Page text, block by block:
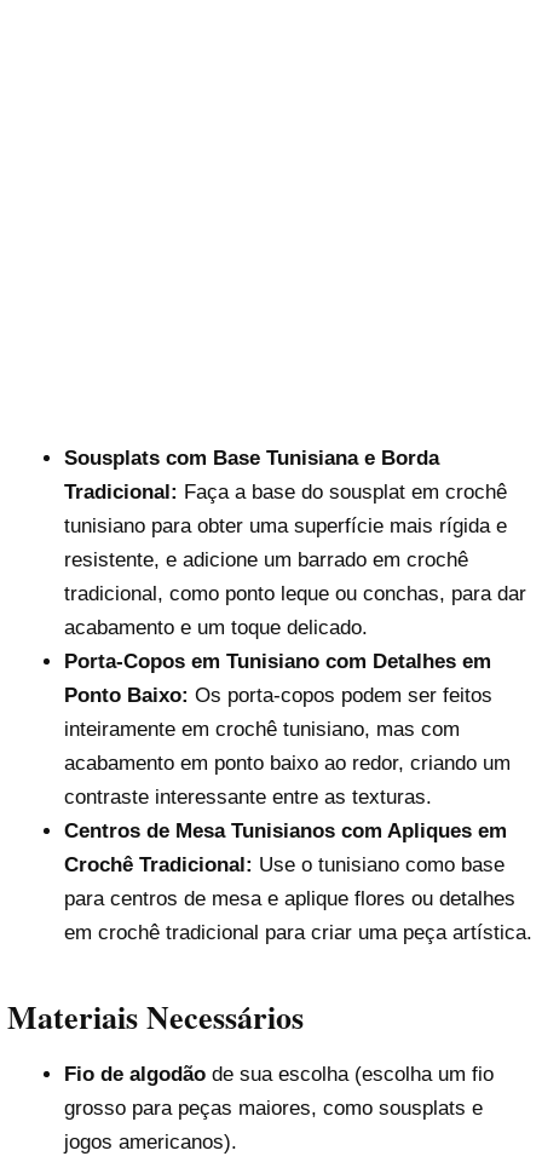
Sousplats com Base Tunisiana e Borda
Tradicional: Faça a base do sousplat em crochê
tunisiano para obter uma superfície mais rígida e
resistente, e adicione um barrado em crochê
tradicional, como ponto leque ou conchas, para dar
acabamento e um toque delicado.
Porta-Copos em Tunisiano com Detalhes em
Ponto Baixo: Os porta-copos podem ser feitos
inteiramente em crochê tunisiano, mas com
acabamento em ponto baixo ao redor, criando um
contraste interessante entre as texturas.
Centros de Mesa Tunisianos com Apliques em
Crochê Tradicional: Use o tunisiano como base
para centros de mesa e aplique flores ou detalhes
em crochê tradicional para criar uma peça artística.
Materiais Necessários
Fio de algodãode sua escolha (escolha um fio
grosso para peças maiores, como sousplats e
jogos americanos).